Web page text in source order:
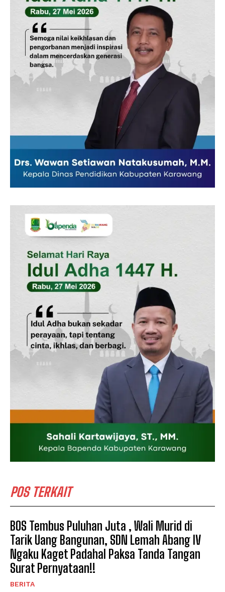
POS TERKAIT
BOS Tembus Puluhan Juta , Wali Murid di
Tarik Uang Bangunan, SDN Lemah Abang IV
Ngaku Kaget Padahal Paksa Tanda Tangan
Surat Pernyataan!!
BERITA